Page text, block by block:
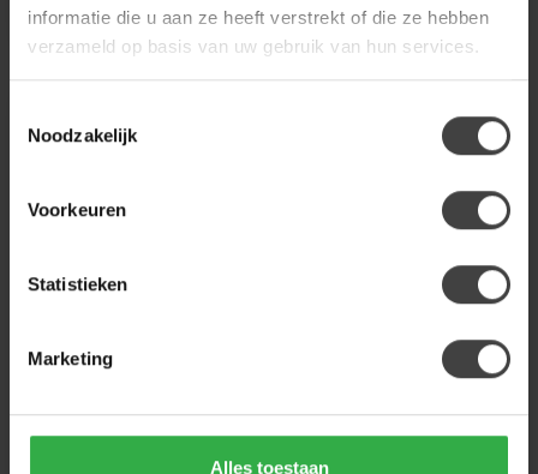
informatie die u aan ze heeft verstrekt of die ze hebben
verzameld op basis van uw gebruik van hun services.
Noodzakelijk
Voorkeuren
Statistieken
Marketing
Alles toestaan
NIJWIE
Bijzettafel Flare Ginger
Met deze bijzettafel steel je
echt de show. Bijzettafel
Flare is gemaakt van mas...
Set van 3 bijzettafels
Een trendy set van 3